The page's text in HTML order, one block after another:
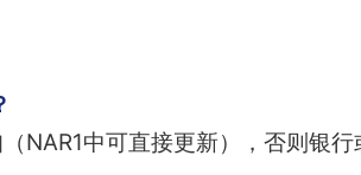
NAR1中可直接更新），否则银行